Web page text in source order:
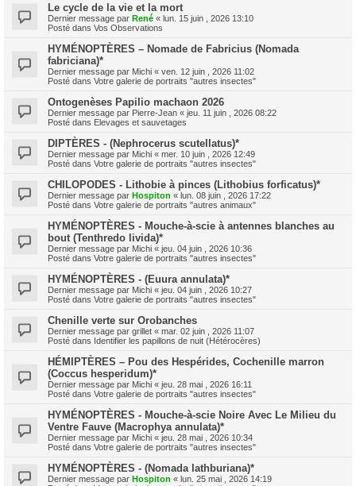
Le cycle de la vie et la mort
Dernier message par René « lun. 15 juin , 2026 13:10
Posté dans Vos Observations
HYMÉNOPTÈRES – Nomade de Fabricius (Nomada
fabriciana)*
Dernier message par Michi « ven. 12 juin , 2026 11:02
Posté dans Votre galerie de portraits "autres insectes"
Ontogenèses Papilio machaon 2026
Dernier message par Pierre-Jean « jeu. 11 juin , 2026 08:22
Posté dans Elevages et sauvetages
DIPTÈRES - (Nephrocerus scutellatus)*
Dernier message par Michi « mer. 10 juin , 2026 12:49
Posté dans Votre galerie de portraits "autres insectes"
CHILOPODES - Lithobie à pinces (Lithobius forficatus)*
Dernier message par Hospiton « lun. 08 juin , 2026 17:22
Posté dans Votre galerie de portraits "autres animaux"
HYMÉNOPTÈRES - Mouche-à-scie à antennes blanches au
bout (Tenthredo livida)*
Dernier message par Michi « jeu. 04 juin , 2026 10:36
Posté dans Votre galerie de portraits "autres insectes"
HYMÉNOPTÈRES - (Euura annulata)*
Dernier message par Michi « jeu. 04 juin , 2026 10:27
Posté dans Votre galerie de portraits "autres insectes"
Chenille verte sur Orobanches
Dernier message par grillet « mar. 02 juin , 2026 11:07
Posté dans Identifier les papillons de nuit (Hétérocères)
HÉMIPTÈRES – Pou des Hespérides, Cochenille marron
(Coccus hesperidum)*
Dernier message par Michi « jeu. 28 mai , 2026 16:11
Posté dans Votre galerie de portraits "autres insectes"
HYMÉNOPTÈRES - Mouche-à-scie Noire Avec Le Milieu du
Ventre Fauve (Macrophya annulata)*
Dernier message par Michi « jeu. 28 mai , 2026 10:34
Posté dans Votre galerie de portraits "autres insectes"
HYMÉNOPTÈRES - (Nomada lathburiana)*
Dernier message par Hospiton « lun. 25 mai , 2026 14:19